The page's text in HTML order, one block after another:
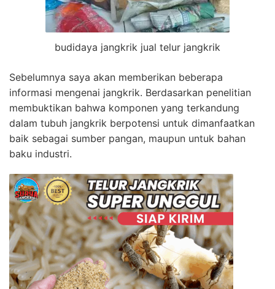
budidaya jangkrik jual telur jangkrik
Sebelumnya saya akan memberikan beberapa
informasi mengenai jangkrik. Berdasarkan penelitian
membuktikan bahwa komponen yang terkandung
dalam tubuh jangkrik berpotensi untuk dimanfaatkan
baik sebagai sumber pangan, maupun untuk bahan
baku industri.